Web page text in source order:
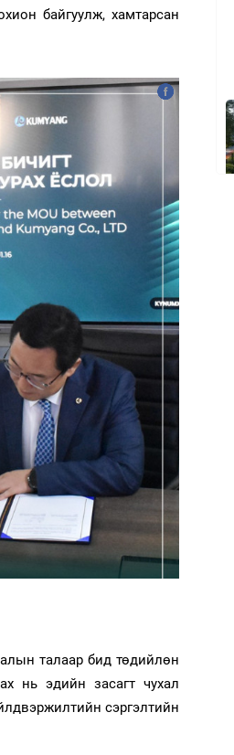
байгуулж, хамтарсан
талаар бид төдийлөн
нь эдийн засагт чухал
сэргэлтийн